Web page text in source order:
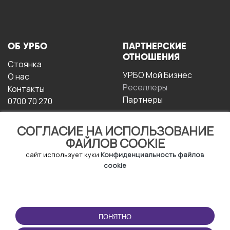
СОГЛАСИЕ НА ИСПОЛЬЗОВАНИЕ
ФАЙЛОВ COOKIE
сайт использует куки Конфиденциальность файлов
cookie
ПОНЯТНО
ОБ УРБО
Стоянка
О нас
Контакты
0700 70 270
ПАРТНЕРСКИЕ
ОТНОШЕНИЯ
УРБО Мой Бизнес
Реселлеры
Партнеры
ЭКСПЛУАТАЦИИ
Условия и положения
ПРИЛОЖЕНИЕ